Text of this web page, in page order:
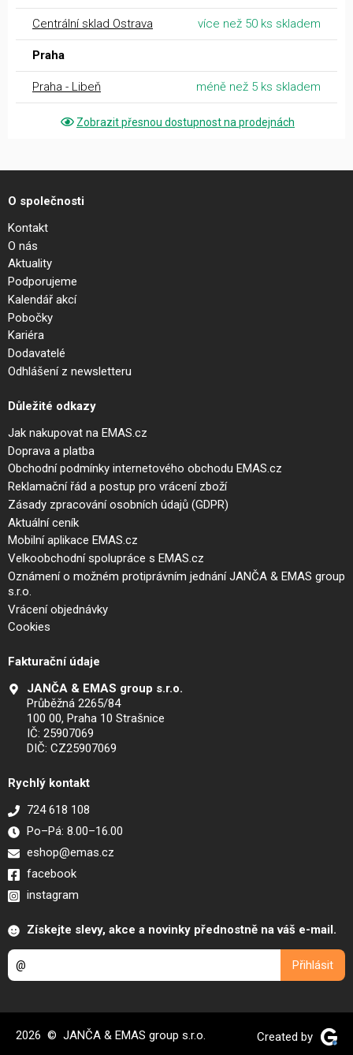
Centrální sklad Ostrava více než 50 ks skladem
Praha
Praha - Libeň méně než 5 ks skladem
Zobrazit přesnou dostupnost na prodejnách
O společnosti
Kontakt
O nás
Aktuality
Podporujeme
Kalendář akcí
Pobočky
Kariéra
Dodavatelé
Odhlášení z newsletteru
Důležité odkazy
Jak nakupovat na EMAS.cz
Doprava a platba
Obchodní podmínky internetového obchodu EMAS.cz
Reklamační řád a postup pro vrácení zboží
Zásady zpracování osobních údajů (GDPR)
Aktuální ceník
Mobilní aplikace EMAS.cz
Velkoobchodní spolupráce s EMAS.cz
Oznámení o možném protiprávním jednání JANČA & EMAS group
s.r.o.
Vrácení objednávky
Cookies
Fakturační údaje
JANČA & EMAS group s.r.o.
Průběžná 2265/84
100 00, Praha 10 Strašnice
IČ: 25907069
DIČ: CZ25907069
Rychlý kontakt
724 618 108
Po–Pá: 8.00–16.00
eshop@emas.cz
facebook
instagram
Získejte slevy, akce a novinky přednostně na váš e-mail.
2026 © JANČA & EMAS group s.r.o. Created by